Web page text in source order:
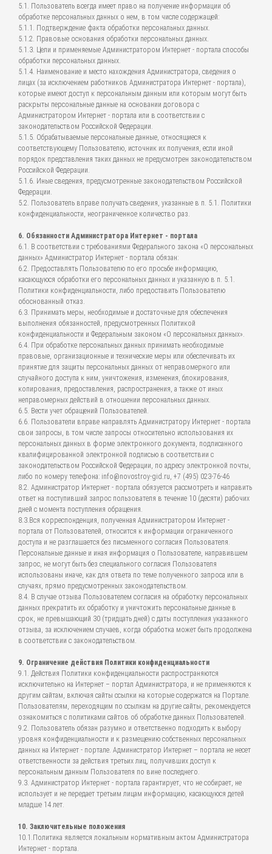
5.1. Пользователь всегда имеет право на получение информации об
обработке персональных данных о нем, в том числе содержащей:
5.1.1. Подтверждение факта обработки персональных данных.
5.1.2. Правовые основания обработки персональных данных.
5.1.3. Цели и применяемые Администратором Интернет - портала способы
обработки персональных данных.
5.1.4. Наименование и место нахождения Администратора, сведения о
лицах (за исключением работников Администратора Интернет - портала),
которые имеют доступ к персональным данным или которым могут быть
раскрыты персональные данные на основании договора с
Администратором Интернет - портала или в соответствии с
законодательством Российской Федерации.
5.1.5. Обрабатываемые персональные данные, относящиеся к
соответствующему Пользователю, источник их получения, если иной
порядок представления таких данных не предусмотрен законодательством
Российской Федерации.
5.1.6. Иные сведения, предусмотренные законодательством Российской
Федерации.
5.2. Пользователь вправе получать сведения, указанные в п. 5.1. Политики
конфиденциальности, неограниченное количество раз.
6. Обязанности Администратора Интернет - портала
6.1. В соответствии с требованиями Федерального закона «О персональных
данных» Администратор Интернет - портала обязан:
6.2. Предоставлять Пользователю по его просьбе информацию,
касающуюся обработки его персональных данных и указанную в п. 5.1.
Политики конфиденциальности, либо предоставить Пользователю
обоснованный отказ.
6.3. Принимать меры, необходимые и достаточные для обеспечения
выполнения обязанностей, предусмотренных Политикой
конфиденциальности и Федеральным законом «О персональных данных».
6.4. При обработке персональных данных принимать необходимые
правовые, организационные и технические меры или обеспечивать их
принятие для защиты персональных данных от неправомерного или
случайного доступа к ним, уничтожения, изменения, блокирования,
копирования, предоставления, распространения, а также от иных
неправомерных действий в отношении персональных данных.
6.5. Вести учет обращений Пользователей.
6.6. Пользователи вправе направлять Администратору Интернет - портала
свои запросы, в том числе запросы относительно использования их
персональных данных в форме электронного документа, подписанного
квалифицированной электронной подписью в соответствии с
законодательством Российской Федерации, по адресу электронной почты,
либо по номеру телефона: info@novostroy-gid.ru, +7 (495) 023-76-46
8.2. Администратор Интернет - портала обязуется рассмотреть и направить
ответ на поступивший запрос пользователя в течение 10 (десяти) рабочих
дней с момента поступления обращения.
8.3.Вся корреспонденция, полученная Администратором Интернет -
портала от Пользователей, относится к информации ограниченного
доступа и не разглашается без письменного согласия Пользователя.
Персональные данные и иная информация о Пользователе, направившем
запрос, не могут быть без специального согласия Пользователя
использованы иначе, как для ответа по теме полученного запроса или в
случаях, прямо предусмотренных законодательством.
8.4. В случае отзыва Пользователем согласия на обработку персональных
данных прекратить их обработку и уничтожить персональные данные в
срок, не превышающий 30 (тридцать дней) с даты поступления указанного
отзыва, за исключением случаев, когда обработка может быть продолжена
в соответствии с законодательством.
9. Ограничение действия Политики конфиденциальности
9.1. Действия Политики конфиденциальности распространяются
исключительно на Интернет – портал Администратора, и не применяются к
другим сайтам, включая сайты ссылки на которые содержатся на Портале.
Пользователям, переходящим по ссылкам на другие сайты, рекомендуется
ознакомиться с политиками сайтов об обработке данных Пользователей.
9.2. Пользователь обязан разумно и ответственно подходить к выбору
уровня конфиденциальности и к размещению собственных персональных
данных на Интернет - портале. Администратор Интернет – портала не несет
ответственности за действия третьих лиц, получивших доступ к
персональным данным Пользователя по вине последнего.
9.3. Администратор Интернет - портала гарантирует, что не собирает, не
использует и не передает третьим лицам информацию, касающуюся детей
младше 14 лет.
10. Заключительные положения
10.1.Политика является локальным нормативным актом Администратора
Интернет - портала.